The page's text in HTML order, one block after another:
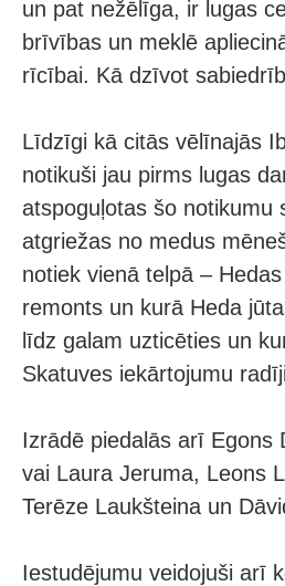
un pat nežēlīga, ir lugas
brīvības un meklē
rīcībai. Kā dzīvot
Līdzīgi kā citās vēlīnajās
notikuši jau pirms lugas
atspoguļotas šo notikumu
atgriežas no medus
notiek vienā telpā –
remonts un kurā Heda
līdz galam uzticēties un
Skatuves iekārtojumu
Izrādē piedalās arī Egons
vai Laura Jeruma, Leons
Terēze Laukšteina un
Iestudējumu veidojuši arī